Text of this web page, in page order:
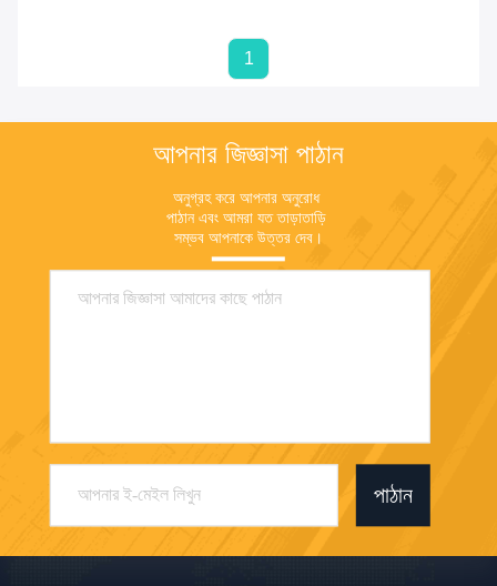
1
আপনার জিজ্ঞাসা পাঠান
অনুগ্রহ করে আপনার অনুরোধ
পাঠান এবং আমরা যত তাড়াতাড়ি
সম্ভব আপনাকে উত্তর দেব।
পাঠান